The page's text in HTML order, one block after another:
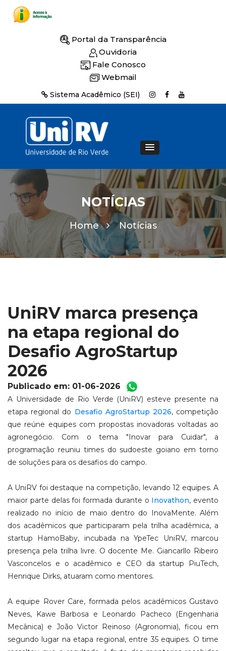
Portal da Transparência
Ouvidoria
Fale Conosco
Webmail
Sistema Acadêmico (SEI)
NOTÍCIAS
Home Notícias
UniRV marca presença
na etapa regional do
Desafio AgroStartup
2026
Publicado em: 01-06-2026
A Universidade de Rio Verde (UniRV) esteve presente na
etapa regional do Desafio AgroStartup 2026, competição
que reúne equipes com propostas inovadoras voltadas ao
agronegócio. Com o tema "Inovar para Cuidar", a
programação reuniu times do sudoeste goiano em torno
de soluções para os desafios do campo.
A UniRV foi destaque na competição, levando 12 equipes. A
maior parte delas foi formada durante o Inovathon, evento
realizado no início de maio dentro do InovaMente. Além
dos acadêmicos que participaram pela trilha acadêmica, a
startup HamoBaby, incubada na YpeTec UniRV, marcou
presença pela trilha livre. O docente Me. Giancarllo Ribeiro
Vasconcelos e o acadêmico e CEO da startup PiuTech,
Henrique Dirks, atuaram como mentores.
A equipe Rover Care, formada pelos acadêmicos Gustavo
Neves, Kawe Barbosa e Leonardo Pacheco (Engenharia
Mecânica) e João Victor Reinoso (Agronomia), ficou em
segundo lugar na etapa regional, entre 35 equipes. O time